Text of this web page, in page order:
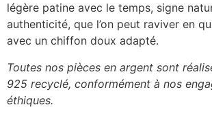
légère patine avec le temps, signe
authenticité, que l’on peut raviver en
avec un chiffon doux adapté.
Toutes nos pièces en argent sont
925 recyclé, conformément à nos
éthiques.